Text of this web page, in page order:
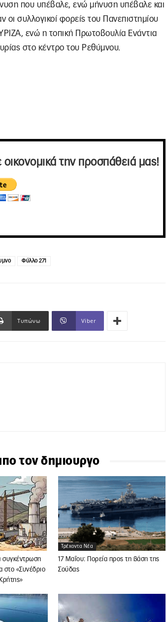
που υπέβαλε, ενώ μήνυση υπέβαλε και
οι συλλογικοί φορείς του Πανεπιστημίου
ενώ η τοπική Πρωτοβουλία Ενάντια
στο κέντρο του Ρεθύμνου.
την προσπάθειά μας!
Φύλλο 271
Τυπώνω Viber
τον δημιουργο
συγκέντρωση
στο «Συνέδριο
Τρέχοντα Νέα
17 Μαΐου: Πορεία προς τη βάση της
Σούδας